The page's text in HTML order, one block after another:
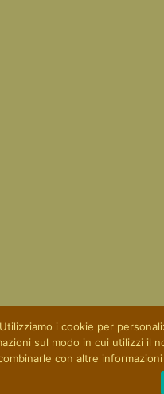
i cookie per
sul modo in cui utilizzi il
con altre